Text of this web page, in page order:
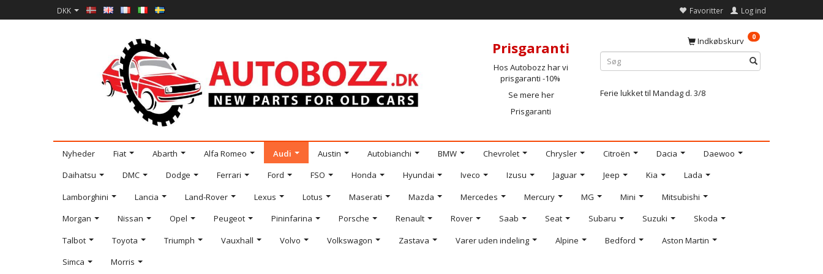
DKK Favoritter Log ind
Prisgaranti
Hos Autobozz har vi
prisgaranti -10%
Se mere her
Prisgaranti
Indkøbskurv 0
Ferie lukket til Mandag d. 3/8
Nyheder Fiat Abarth Alfa Romeo Audi Austin Autobianchi BMW Chevrolet Chrysler Citroën Dacia
Daewoo
Daihatsu
DMC Dodge Ferrari Ford FSO Honda Hyundai Iveco Izusu Jaguar Jeep Kia
Lada
Lamborghini
Lancia Land-Rover Lexus Lotus Maserati Mazda Mercedes Mercury MG Mini
Mitsubishi
Morgan
Nissan Opel Peugeot Pininfarina Porsche Renault Rover Saab Seat Subaru Suzuki
Skoda
Talbot
Toyota Triumph Vauxhall Volvo Volkswagon Zastava Varer uden indeling Alpine Bedford
Aston Martin
Simca
Morris